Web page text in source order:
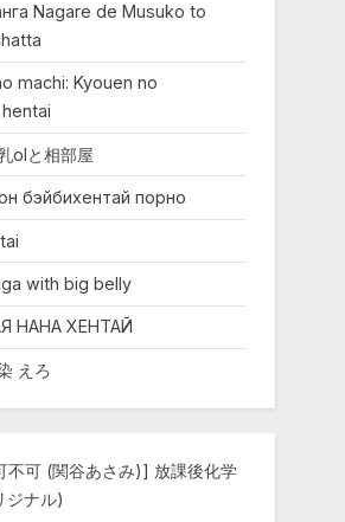
Nagare de Musuko to
machi: Kyouen no
olと相部屋
бэйбихентай порно
with big belly
НАНА ХЕНТАЙ
えろ
不可 (関谷あさみ)] 放課後化学
ジナル)